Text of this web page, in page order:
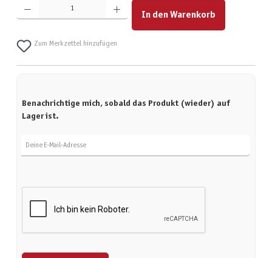
Produkt Anzahl: Gib den gewünschten Wert ein oder benutze die Schaltflächen um die Anzahl zu
In den Warenkorb
Zum Merkzettel hinzufügen
Benachrichtige mich, sobald das Produkt (wieder) auf
Lager ist.